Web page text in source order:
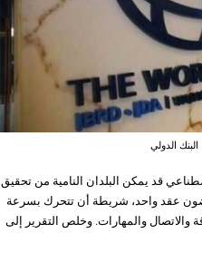
البنك الدولي
قد يمكن البلدان النامية من تحقيق
عقد واحد، شريطة أن تتحرك بسرعة
والمهارات. وخلص التقرير إلى